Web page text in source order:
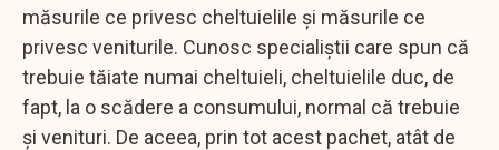
măsurile ce privesc cheltuielile şi măsurile ce
privesc veniturile. Cunosc specialiştii care spun că
trebuie tăiate numai cheltuieli, cheltuielile duc, de
fapt, la o scădere a consumului, normal că trebuie
şi venituri. De aceea, prin tot acest pachet, atât de